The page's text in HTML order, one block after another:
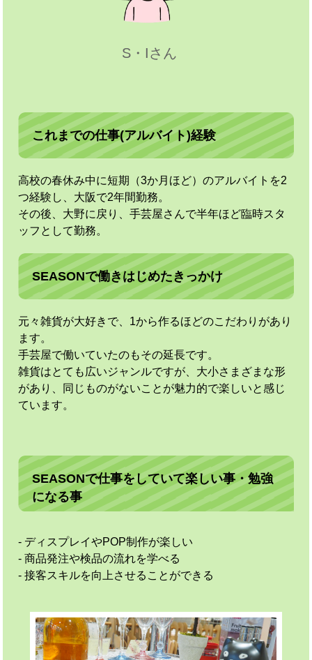
S・Iさん
これまでの仕事(アルバイト)経験
高校の春休み中に短期（3か月ほど）のアルバイトを2
つ経験し、大阪で2年間勤務。
その後、大野に戻り、手芸屋さんで半年ほど臨時スタ
ッフとして勤務。
SEASONで働きはじめたきっかけ
元々雑貨が大好きで、1から作るほどのこだわりがあり
ます。
手芸屋で働いていたのもその延長です。
雑貨はとても広いジャンルですが、大小さまざまな形
があり、同じものがないことが魅力的で楽しいと感じ
ています。
SEASONで仕事をしていて楽しい事・勉強
になる事
- ディスプレイやPOP制作が楽しい
- 商品発注や検品の流れを学べる
- 接客スキルを向上させることができる